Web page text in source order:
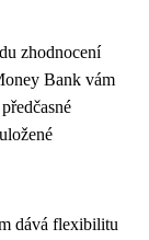
zhodnocení
Bank vám
dává flexibilitu